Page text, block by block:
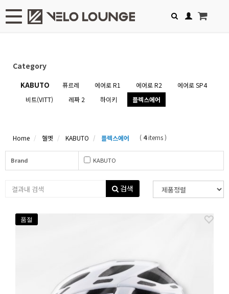
Toggle navigation
Category
KABUTO 퓨르레 에어로 R1 에어로 R2
에어로 SP4
비트(VITT)
레짜 2 하이키 플렉스에어
Home 헬멧 KABUTO 플렉스에어 ( 4items )
Brand KABUTO
검색
품절